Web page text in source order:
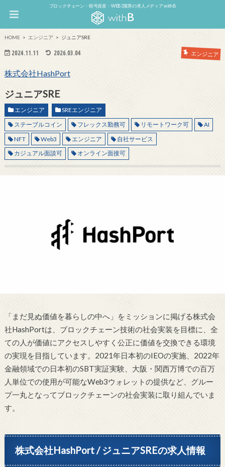
ブロックチェーン・暗号資産・WEB3業界の求人メディア withB
HOME エンジニア ジュニアSRE
2024.11.11 2026.03.04 エンジニア
株式会社HashPort
ジュニアSRE
エンジニア
SREエンジニア
ステーブルコイン
フレックス勤務可 リモートワーク可
AI
NFT
Web3 エンジニア
自社サービス
カジュアル面談可
オンライン面接可
「まだ見ぬ価値を暮らしの中へ」をミッションに掲げる株式会
社HashPortは、ブロックチェーン技術の社会実装を目標に、全
ての人が価値にアクセスしやすく公正に価値を交換できる環境
の実現を目指しています。2021年日本初のIEOの実施、2022年
金融領域での日本初のSBT実証実験、大阪・関西万博での百万
人単位での使用が可能なWeb3ウォレットの提供など、グルー
プ一丸となってブロックチェーンの社会実装に取り組んでいま
す。
株式会社HashPort / ジュニアSREの求人情報